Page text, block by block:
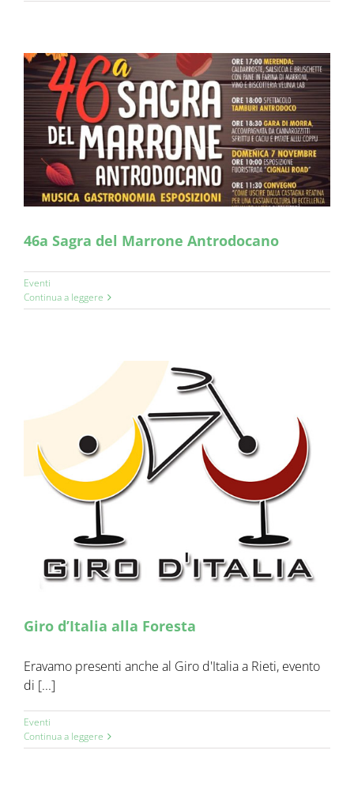
46a Sagra del Marrone Antrodocano
Eventi
Continua a leggere
Giro d’Italia alla Foresta
Eravamo presenti anche al Giro d'Italia a Rieti, evento
di [...]
Eventi
Continua a leggere